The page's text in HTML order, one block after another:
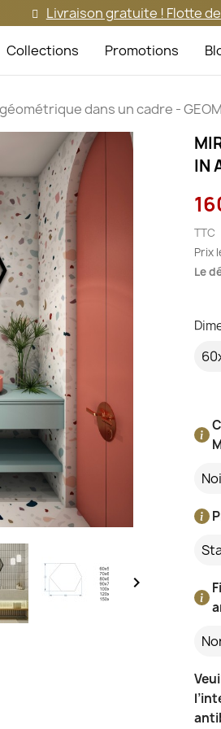
Livraison gratuite ! Flotte
Collections Promotions
dans un cadre -

IN
TTC
Prix
Le